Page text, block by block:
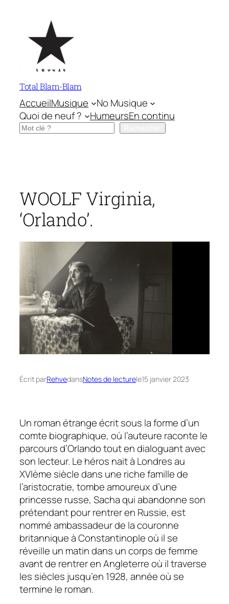
contenu
Total Blam-Blam
AccueilMusique
No Musique
Quoi de neuf ?
HumeursEn continu
Rechercher
WOOLF Virginia,
‘Orlando’.
Écrit parRehvedansNotes de lecturele15 janvier 2023
Un roman étrange écrit sous la forme d’un
comte biographique, où l’auteure raconte le
parcours d’Orlando tout en dialoguant avec
son lecteur. Le héros nait à Londres au
XVIème siècle dans une riche famille de
l’aristocratie, tombe amoureux d’une
princesse russe, Sacha qui abandonne son
prétendant pour rentrer en Russie, est
nommé ambassadeur de la couronne
britannique à Constantinople où il se
réveille un matin dans un corps de femme
avant de rentrer en Angleterre où il traverse
les siècles jusqu’en 1928, année où se
termine le roman.